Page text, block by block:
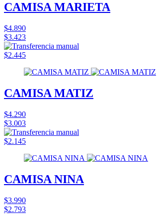
CAMISA MARIETA
$4.890
$3.423
$2.445
CAMISA MATIZ
$4.290
$3.003
$2.145
CAMISA NINA
$3.990
$2.793